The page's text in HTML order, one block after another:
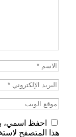
احفظ اسمي،
هذا المتصفح